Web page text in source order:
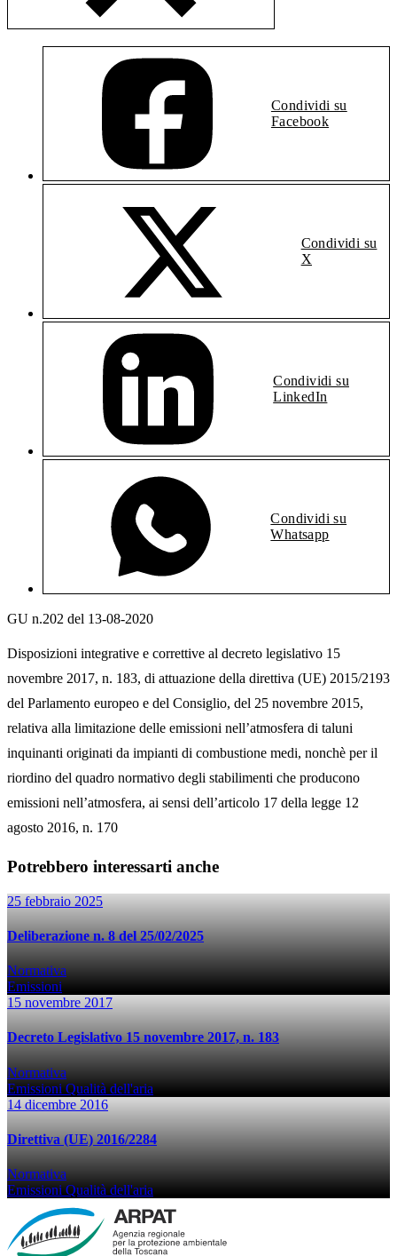
Condividi su
Facebook
Condividi su
X
Condividi su
LinkedIn
Condividi su
Whatsapp
GU n.202 del 13-08-2020
Disposizioni integrative e correttive al decreto legislativo 15
novembre 2017, n. 183, di attuazione della direttiva (UE) 2015/2193
del Parlamento europeo e del Consiglio, del 25 novembre 2015,
relativa alla limitazione delle emissioni nell’atmosfera di taluni
inquinanti originati da impianti di combustione medi, nonchè per il
riordino del quadro normativo degli stabilimenti che producono
emissioni nell’atmosfera, ai sensi dell’articolo 17 della legge 12
agosto 2016, n. 170
Potrebbero interessarti anche
25 febbraio 2025
Deliberazione n. 8 del 25/02/2025
Normativa
Emissioni
15 novembre 2017
Decreto Legislativo 15 novembre 2017, n. 183
Normativa
Emissioni Qualità dell'aria
14 dicembre 2016
Direttiva (UE) 2016/2284
Normativa
Emissioni Qualità dell'aria